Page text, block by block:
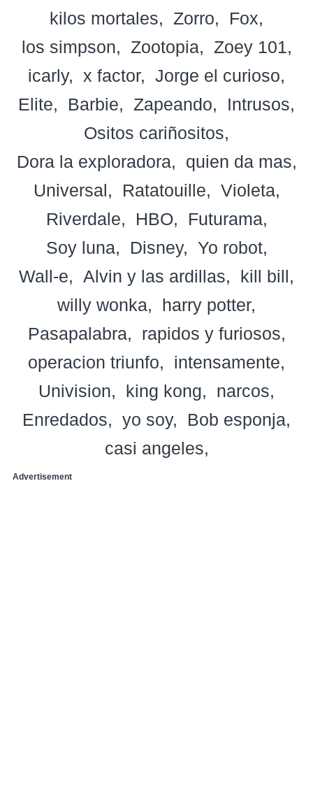
kilos mortales
Zorro
Fox
los simpson
Zootopia
Zoey 101
icarly
x factor
Jorge el curioso
Elite
Barbie Zapeando
Intrusos
Ositos cariñositos
Dora la exploradora
quien da mas
Universal
Ratatouille
Violeta
Riverdale
HBO
Futurama
Soy luna
Disney
Yo robot
Wall-e
Alvin y las ardillas
kill bill
willy wonka
harry potter
Pasapalabra
rapidos y furiosos
operacion triunfo
intensamente
Univision
king kong
narcos
Enredados
yo soy
Bob esponja
casi angeles
Advertisement